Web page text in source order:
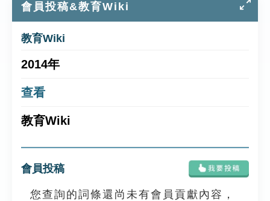
會員投稿&教育Wiki
教育Wiki
2014年
查看
教育Wiki
會員投稿
您查詢的詞條還尚未有會員貢獻內容，